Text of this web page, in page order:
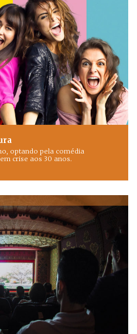
optando pela comédia
crise aos 30 anos.